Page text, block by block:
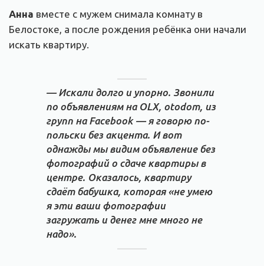
Анна вместе с мужем снимала комнату в
Белостоке, а после рождения ребёнка они начали
искать квартиру.
— Искали долго и упорно. Звонили
по объявлениям на OLX, otodom, из
групп на Facebook — я говорю по-
польски без акцента. И вот
однажды мы видим объявление без
фотографий о сдаче квартиры в
центре. Оказалось, квартиру
сдаёт бабушка, которая «не умею
я эти ваши фотографии
загружать и денег мне много не
надо».